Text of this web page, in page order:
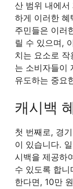
산 범위 내에서
하게 이러한 혜
주민들은 이러
릴 수 있으며,
치는 요소로 작
는 소비자들이
유도하는 중요
캐시백
첫 번째로, 경
이 있습니다.
시백을 제공하
수 있도록 합
한다면, 10만